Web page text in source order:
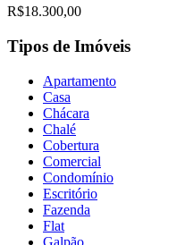
R$18.300,00
Tipos de Imóveis
Apartamento
Casa
Chácara
Chalé
Cobertura
Comercial
Condomínio
Escritório
Fazenda
Flat
Galpão